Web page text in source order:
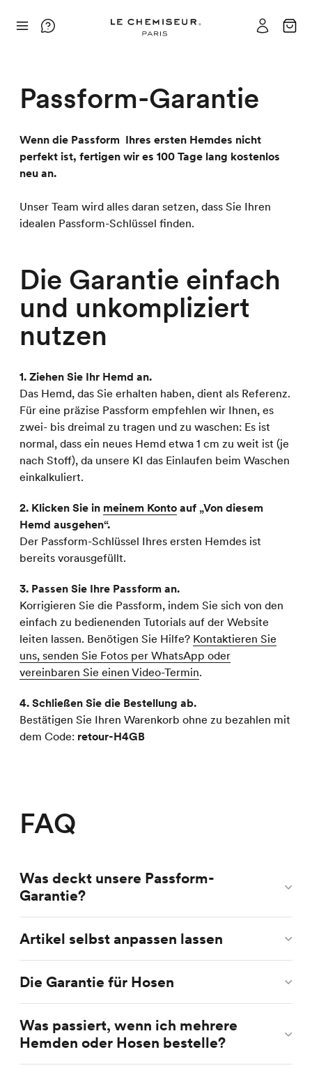
Passform-Garantie
Wenn die Passform Ihres ersten Hemdes nicht
perfekt ist, fertigen wir es 100 Tage lang kostenlos
neu an.
Unser Team wird alles daran setzen, dass Sie Ihren
idealen Passform-Schlüssel finden.
Die Garantie einfach
und unkompliziert
nutzen
1. Ziehen Sie Ihr Hemd an.
Das Hemd, das Sie erhalten haben, dient als Referenz.
Für eine präzise Passform empfehlen wir Ihnen, es
zwei- bis dreimal zu tragen und zu waschen: Es ist
normal, dass ein neues Hemd etwa 1 cm zu weit ist (je
nach Stoff), da unsere KI das Einlaufen beim Waschen
einkalkuliert.
2. Klicken Sie in meinem Konto auf „Von diesem
Hemd ausgehen“.
Der Passform-Schlüssel Ihres ersten Hemdes ist
bereits vorausgefüllt.
3. Passen Sie Ihre Passform an.
Korrigieren Sie die Passform, indem Sie sich von den
einfach zu bedienenden Tutorials auf der Website
leiten lassen. Benötigen Sie Hilfe? Kontaktieren Sie
uns, senden Sie Fotos per WhatsApp oder
vereinbaren Sie einen Video-Termin.
4. Schließen Sie die Bestellung ab.
Bestätigen Sie Ihren Warenkorb ohne zu bezahlen mit
dem Code: retour-H4GB
FAQ
Was deckt unsere Passform-
Garantie?
Artikel selbst anpassen lassen
Die Garantie für Hosen
Was passiert, wenn ich mehrere
Hemden oder Hosen bestelle?